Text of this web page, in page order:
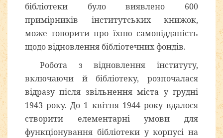
бібліотеки було виявлено 600
примірників інститутських книжок,
може говорити про їхню самовідданість
щодо відновлення бібліотечних фондів.
Робота з відновлення інституту,
включаючи й бібліотеку, розпочалася
відразу після звільнення міста у грудні
1943 року. До 1 квітня 1944 року вдалося
створити елементарні умови для
функціонування бібліотеки у корпусі на